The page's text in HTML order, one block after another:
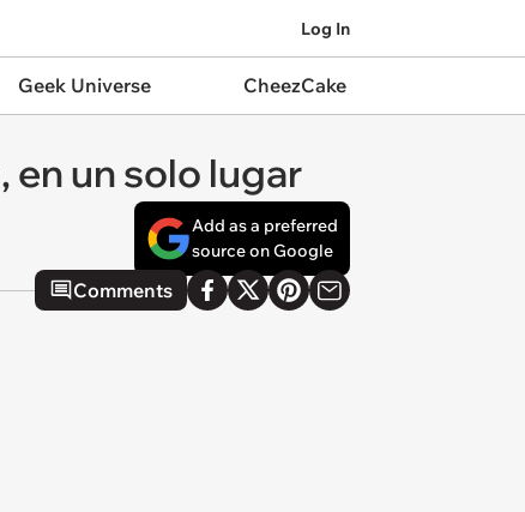
Log In
Geek Universe CheezCake
un solo lugar
Add as a preferred
source on Google
Comments